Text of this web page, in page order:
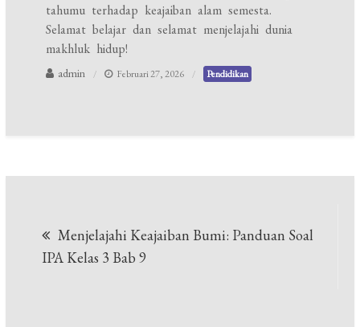
tahumu terhadap keajaiban alam semesta.
Selamat belajar dan selamat menjelajahi dunia
makhluk hidup!
admin Februari 27, 2026 Pendidikan
pos
Menjelajahi Keajaiban Bumi: Panduan Soal
IPA Kelas 3 Bab 9